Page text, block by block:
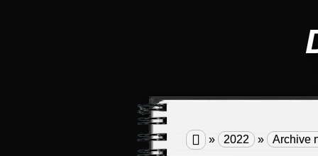
 » 2022 » Archive